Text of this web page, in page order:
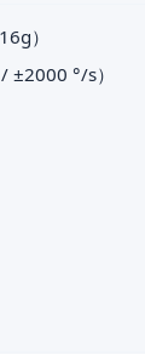
）
°/s）